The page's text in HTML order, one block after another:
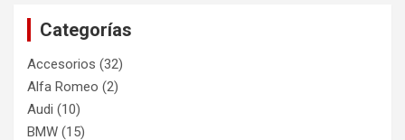
Categorías
Accesorios (32)
Alfa Romeo (2)
Audi (10)
BMW (15)